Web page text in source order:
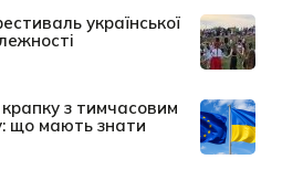
української
з тимчасовим
що мають знати